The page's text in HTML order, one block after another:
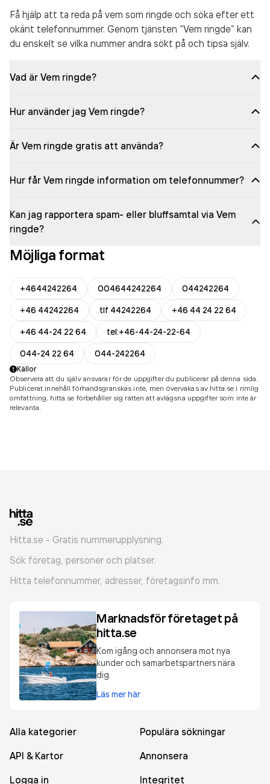
Få hjälp att ta reda på vem som ringde och söka efter ett
okänt telefonnummer. Genom tjänsten “Vem ringde” kan
du enskelt se vilka nummer andra sökt på och tipsa själv.
Vad är Vem ringde?
Hur använder jag Vem ringde?
Är Vem ringde gratis att använda?
Hur får Vem ringde information om telefonnummer?
Kan jag rapportera spam- eller bluffsamtal via Vem
ringde?
Möjliga format
+4644242264 004644242264
044242264
+46 44242264
tlf 44242264
+46 44 24 22 64
+46 44-24 22 64
tel:+46-44-24-22-64
044-24 22 64
044-242264
Källor
Observera att du själv ansvarar för de uppgifter du publicerar på denna sida.
Publicerat innehåll förhandsgranskas inte, men övervakas av hitta.se i rimlig
omfattning. hitta.se förbehåller sig rätten att avlägsna uppgifter som inte är
relevanta.
Hitta.se - Gratis nummerupplysning.
Sök företag, personer och platser.
Hitta telefonnummer, adresser, företagsinfo mm.
Marknadsför företaget på
hitta.se
Kom igång och annonsera mot nya
kunder och samarbetspartners nära
dig.
Läs mer här
Alla kategorier
Populära sökningar
API & Kartor
Annonsera
Logga in
Integritet